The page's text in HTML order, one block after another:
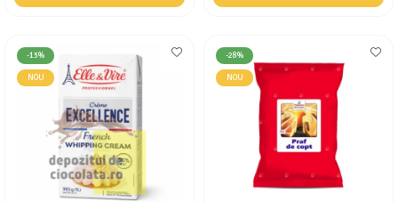
-13%
NOU
-28%
NOU